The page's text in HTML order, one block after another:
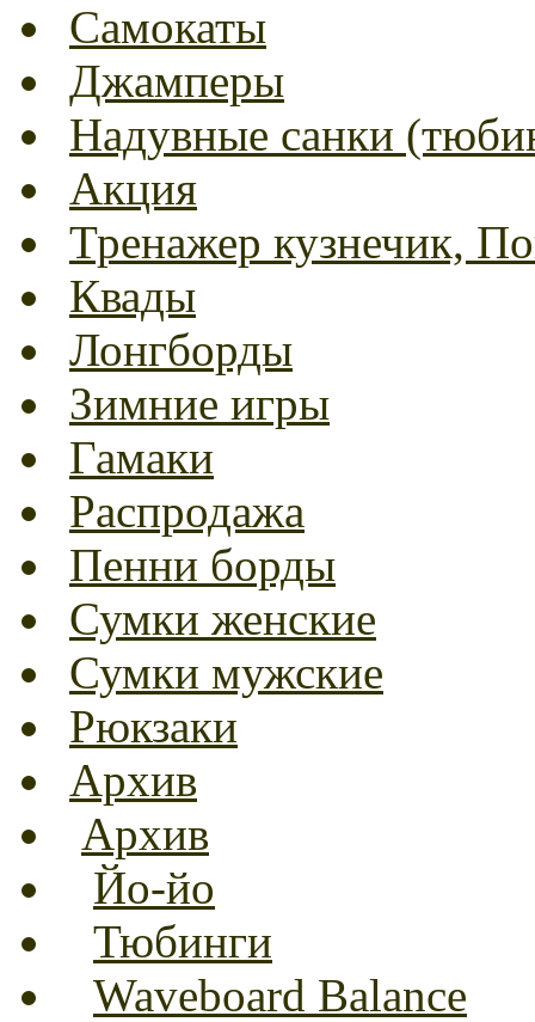
Самокаты
Джамперы
Надувные санки
Акция
Тренажер кузнечик,
Квады
Лонгборды
Зимние игры
Гамаки
Распродажа
Пенни борды
Сумки женские
Сумки мужские
Рюкзаки
Архив
Архив
Йо-йо
Тюбинги
Waveboard Balance